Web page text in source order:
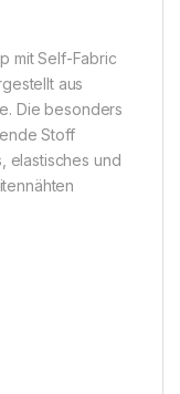
mit Self-Fabric
aus
Die besonders
Stoff
elastisches und